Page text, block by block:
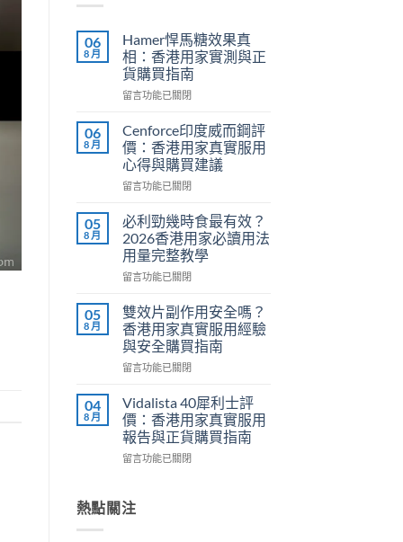
06
8 月
Hamer悍馬糖效果真
相：香港用家實測與正
貨購買指南
在
悍
馬
糖
效
果
相：
香
港
用
家
測
與
正
貨
購
指
南〉
中
留言功能已關閉
06
8 月
Cenforce印度威而鋼評
價：香港用家真實服用
心得與購買建議
在
印
度
威
而
鋼
價：
香
港
用
家
實
服
用
心
得
買
留言功能已關閉
05
8 月
必利勁幾時食最有效？
2026香港用家必讀用法
用量完整教學
在
利
勁
幾
時
食
有
效？
2026
香
港
必
留言功能已關閉
05
8 月
雙效片副作用安全嗎？
香港用家真實服用經驗
與安全購買指南
在
效
片
副
作
用
嗎？
留言功能已關閉
04
8 月
Vidalista 40犀利士評
價：香港用家真實服用
報告與正貨購買指南
在
犀
利
留言功能已關閉
熱點關注